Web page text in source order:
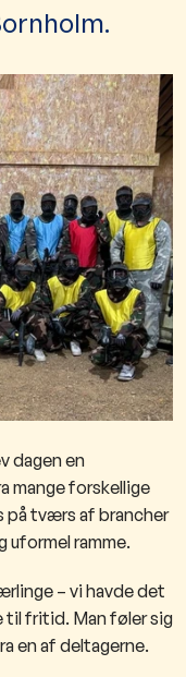
dagen en
mange forskellige
på tværs af brancher
uformel ramme.
– vi havde det
til fritid. Man føler sig
en af deltagerne.